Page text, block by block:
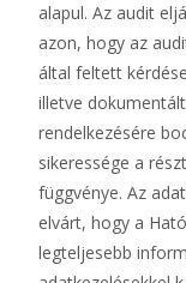
alapul. Az audit
azon, hogy az
által feltett
illetve
rendelkezésére
sikeressége a
függvénye. Az
elvárt, hogy a
legteljesebb